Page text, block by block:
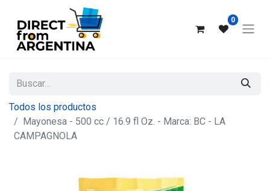
0
Todos los productos
Mayonesa - 500 cc / 16.9 fl Oz. - Marca: BC - LA
CAMPAGNOLA